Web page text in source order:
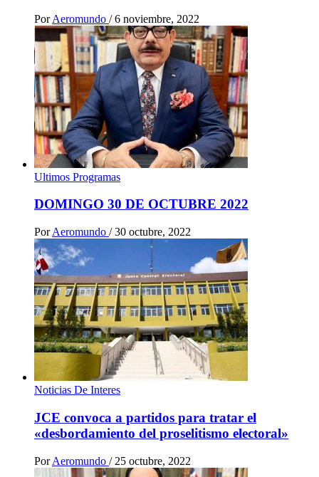
Por Aeromundo / 6 noviembre, 2022
Ultimos Programas
DOMINGO 30 DE OCTUBRE 2022
Por Aeromundo / 30 octubre, 2022
Noticias De Interes
JCE convoca a partidos para tratar el
«desbordamiento del proselitismo electoral»
Por Aeromundo / 25 octubre, 2022